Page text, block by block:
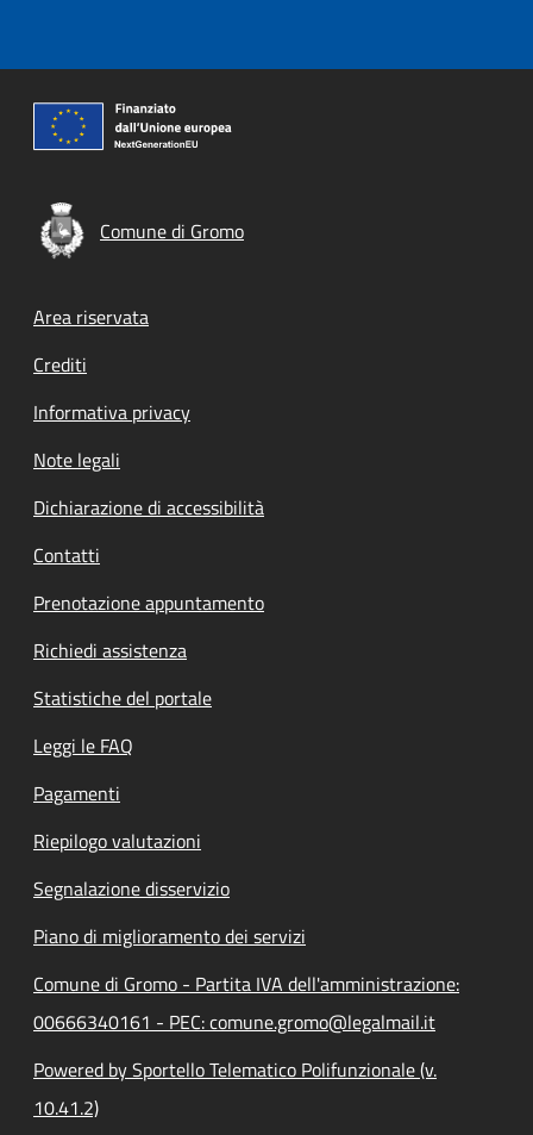
Comune di Gromo
Footer menu
Area riservata
Crediti
Informativa privacy
Note legali
Dichiarazione di accessibilità
Contatti
Prenotazione appuntamento
Richiedi assistenza
Statistiche del portale
Leggi le FAQ
Pagamenti
Riepilogo valutazioni
Segnalazione disservizio
Piano di miglioramento dei servizi
Comune di Gromo - Partita IVA dell'amministrazione:
00666340161 - PEC: comune.gromo@legalmail.it
Powered by Sportello Telematico Polifunzionale (v.
10.41.2)